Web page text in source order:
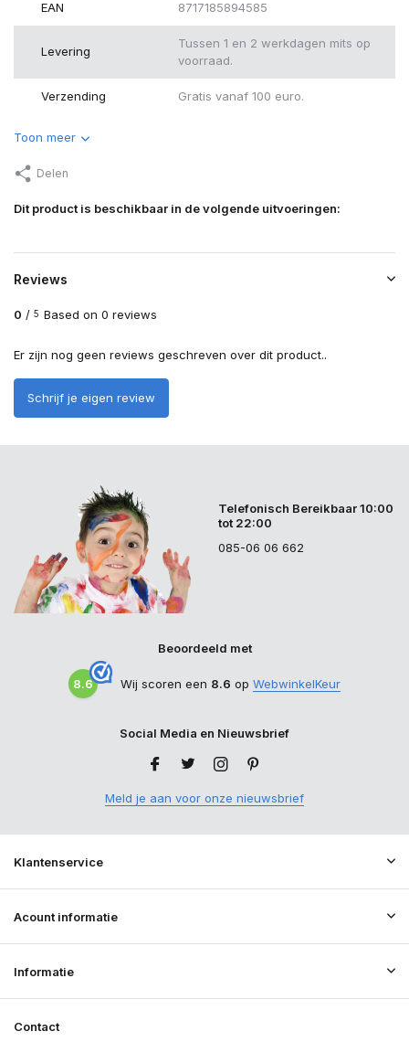
EAN 8717185894585
Levering
Tussen 1 en 2 werkdagen mits op
voorraad.
Verzending Gratis vanaf 100 euro.
Toon meer
Delen
Dit product is beschikbaar in de volgende uitvoeringen:
Reviews
0 / 5 Based on 0 reviews
Er zijn nog geen reviews geschreven over dit product..
Schrijf je eigen review
Telefonisch Bereikbaar 10:00
tot 22:00
085-06 06 662
Beoordeeld met
8.6 Wij scoren een 8.6 op WebwinkelKeur
Social Media en Nieuwsbrief
Meld je aan voor onze nieuwsbrief
Klantenservice
Acount informatie
Informatie
Contact